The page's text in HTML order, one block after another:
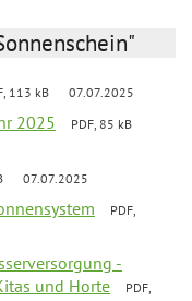
113 kB 07.07.2025
2025
PDF, 85 kB
07.07.2025
PDF,
-
und Horte
PDF,